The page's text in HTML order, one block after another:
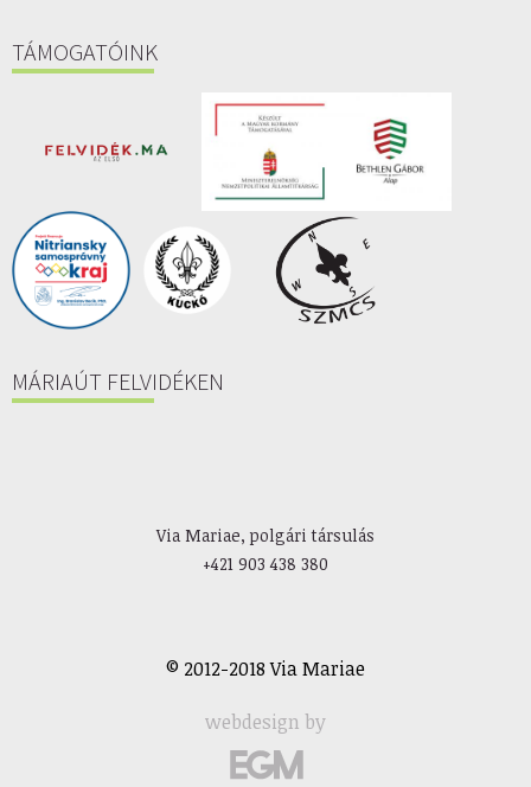
TÁMOGATÓINK
MÁRIAÚT FELVIDÉKEN
Via Mariae, polgári társulás
+421 903 438 380
© 2012-2018 Via Mariae
webdesign by